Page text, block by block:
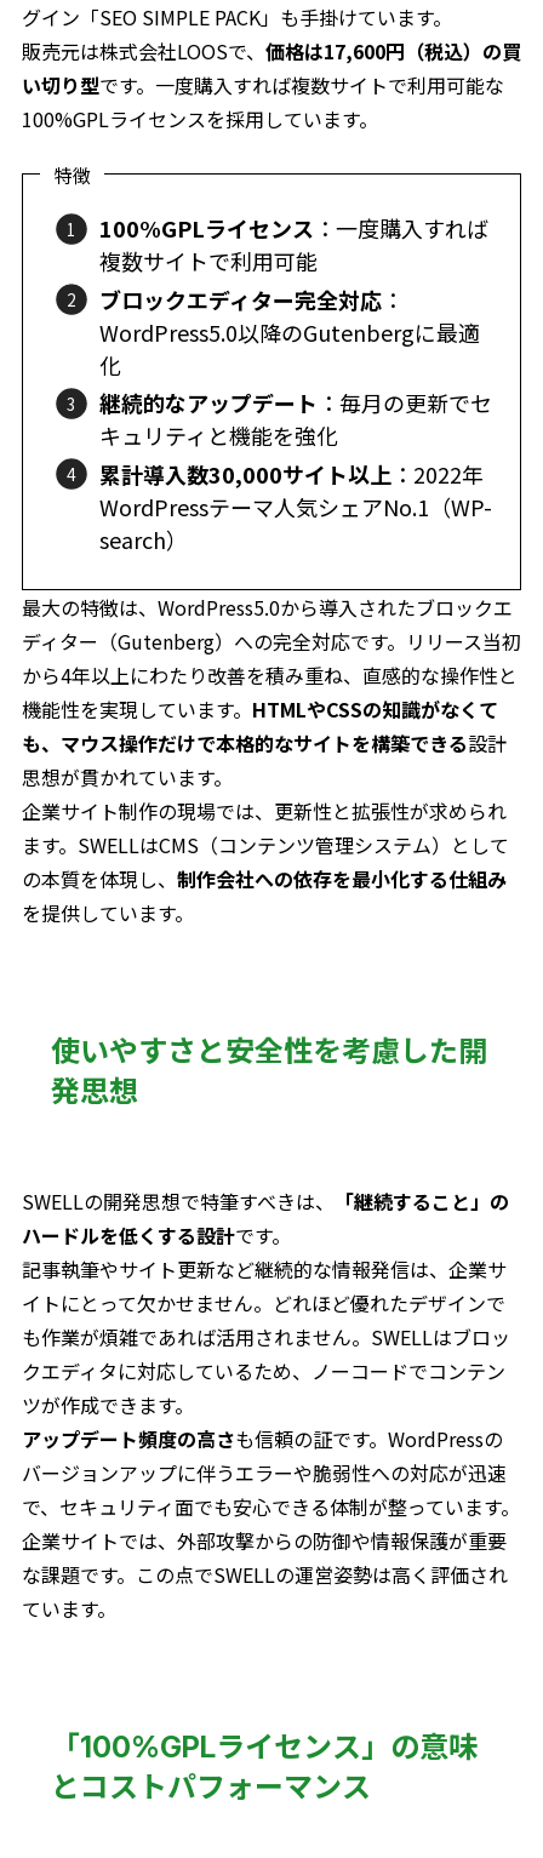
グイン「SEO SIMPLE PACK」も手掛けています。
販売元は株式会社LOOSで、 価格は17,600円（税込）の買
い切り型です。一度購入すれば複数サイトで利用可能な
100%GPLライセンスを採用しています。
特徴
100%GPLライセンス ：一度購入すれば
複数サイトで利用可能
ブロックエディター完全対応：
WordPress5.0以降のGutenbergに最適
化
継続的なアップデート ：毎月の更新でセ
キュリティと機能を強化
累計導入数30,000サイト以上：2022年
WordPressテーマ人気シェアNo.1（WP-
search）
最大の特徴は、WordPress5.0から導入されたブロックエ
ディター（Gutenberg）への完全対応です。リリース当初
から4年以上にわたり改善を積み重ね、直感的な操作性と
機能性を実現しています。 HTMLやCSSの知識がなくて
も、マウス操作だけで本格的なサイトを構築できる設計
思想が貫かれています。
企業サイト制作の現場では、更新性と拡張性が求められ
ます。SWELLはCMS（コンテンツ管理システム）として
の本質を体現し、 制作会社への依存を最小化する仕組み
を提供しています。
使いやすさと安全性を考慮した開
発思想
SWELLの開発思想で特筆すべきは、
「継続すること」の
ハードルを低くする設計です。
記事執筆やサイト更新など継続的な情報発信は、企業サ
イトにとって欠かせません。どれほど優れたデザインで
も作業が煩雑であれば活用されません。SWELLはブロッ
クエディタに対応しているため、ノーコードでコンテン
ツが作成できます。
アップデート頻度の高さも信頼の証です。WordPressの
バージョンアップに伴うエラーや脆弱性への対応が迅速
で、セキュリティ面でも安心できる体制が整っています。
企業サイトでは、外部攻撃からの防御や情報保護が重要
な課題です。この点でSWELLの運営姿勢は高く評価され
ています。
「100%GPLライセンス」の意味
とコストパフォーマンス